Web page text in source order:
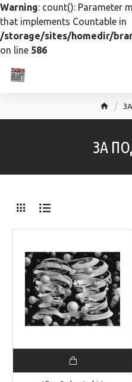
Warning: count(): Parameter
that implements Countable in
/storage/sites/homedir/
on line 586
ЗА